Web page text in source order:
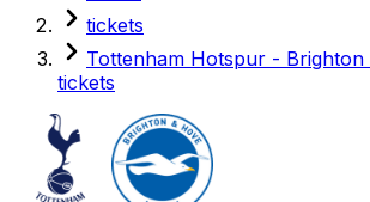
tickets
Tottenham Hotspur -
tickets